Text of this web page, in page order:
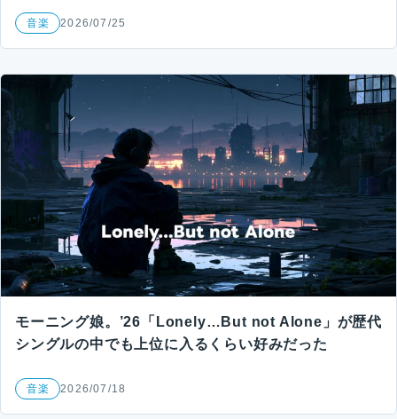
音楽 2026/07/25
モーニング娘。’26「Lonely…But not Alone」が歴代
シングルの中でも上位に入るくらい好みだった
音楽 2026/07/18